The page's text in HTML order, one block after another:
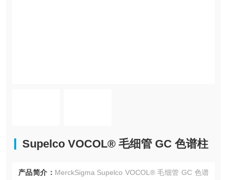
Supelco VOCOL® 毛细管 GC 色谱柱
产品简介： MerckSigma Supelco VOCOL® 毛细管 GC 色谱